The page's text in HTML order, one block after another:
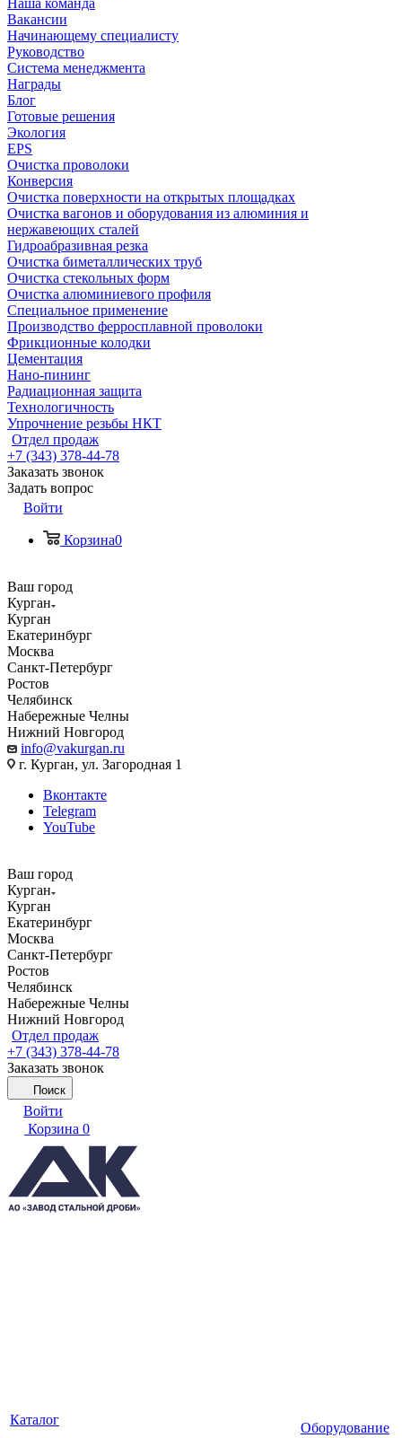
Наша команда
Вакансии
Начинающему специалисту
Руководство
Система менеджмента
Награды
Блог
Готовые решения
Экология
EPS
Очистка проволоки
Конверсия
Очистка поверхности на открытых площадках
Очистка вагонов и оборудования из алюминия и
нержавеющих сталей
Гидроабразивная резка
Очистка биметаллических труб
Очистка стекольных форм
Очистка алюминиевого профиля
Специальное применение
Производство ферросплавной проволоки
Фрикционные колодки
Цементация
Нано-пининг
Радиационная защита
Технологичность
Упрочнение резьбы НКТ
Отдел продаж
+7 (343) 378-44-78
Заказать звонок
Задать вопрос
Войти
Корзина0
Ваш город
Курган
Курган
Екатеринбург
Москва
Санкт-Петербург
Ростов
Челябинск
Набережные Челны
Нижний Новгород
info@vakurgan.ru
г. Курган, ул. Загородная 1
Вконтакте
Telegram
YouTube
Ваш город
Курган
Курган
Екатеринбург
Москва
Санкт-Петербург
Ростов
Челябинск
Набережные Челны
Нижний Новгород
Отдел продаж
+7 (343) 378-44-78
Заказать звонок
Поиск
Войти
Корзина 0
Каталог
Оборудование